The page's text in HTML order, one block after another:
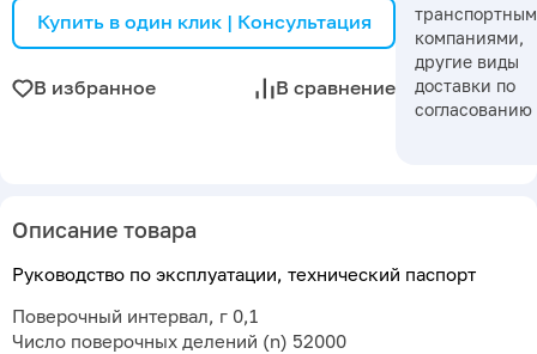
Купить в один клик | Консультация
В избранное В сравнение
компаниями,
другие виды
доставки по
согласованию
Описание товара
Руководство по эксплуатации, технический паспорт
Поверочный интервал, г 0,1
Число поверочных делений (n) 52000